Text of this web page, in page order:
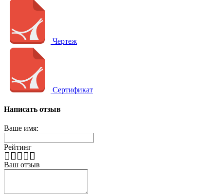
Чертеж
Сертификат
Написать отзыв
Ваше имя:
Рейтинг
Ваш отзыв